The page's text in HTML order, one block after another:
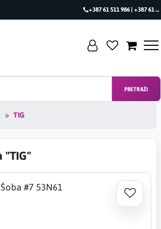
+387 61 511 986 | +387 61 493 470
PRETRAŽI
TIG
"TIG"